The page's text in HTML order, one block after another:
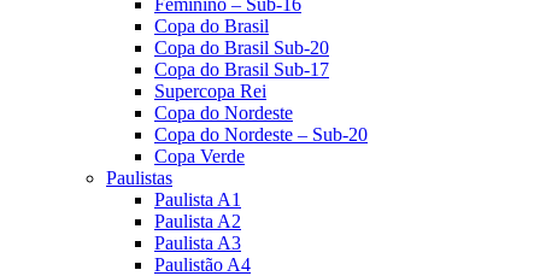
Copa do Brasil
Copa do Brasil Sub-20
Copa do Brasil Sub-17
Supercopa Rei
Copa do Nordeste
Copa do Nordeste – Sub-20
Copa Verde
Paulistas
Paulista A1
Paulista A2
Paulista A3
Paulistão A4